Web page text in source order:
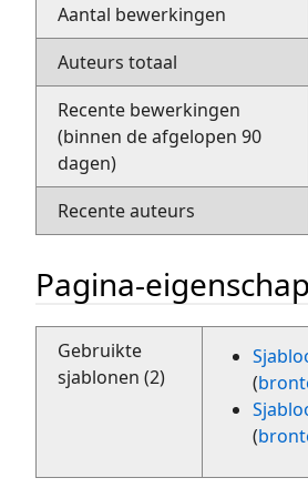
Aantal bewerkingen
Auteurs totaal
Recente bewerkingen
(binnen de afgelopen 90
dagen)
Recente auteurs
Pagina-
Gebruikte
sjablonen (2)
(
(